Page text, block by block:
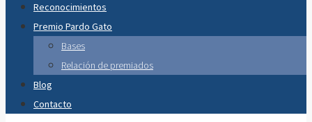
Reconocimientos
Premio Pardo Gato
Bases
Relación de premiados
Blog
Contacto